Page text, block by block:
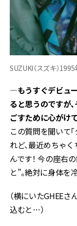
SUZUKI（スズキ）
―もうすぐデビュ
ると思うのですが
ごすために心がけ
この質問を聞いて
れど、最近めちゃ
んです！ 今の座右
と”。絶対に身体を
（横にいたGHEEさ
込むと…）